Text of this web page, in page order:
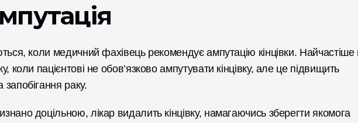
коли медичний фахівець рекомендує ампутацію кінцівки. Найчастіше
коли пацієнтові не обов’язково ампутувати кінцівку, але це підвищить
раку.
доцільною, лікар видалить кінцівку, намагаючись зберегти якомога